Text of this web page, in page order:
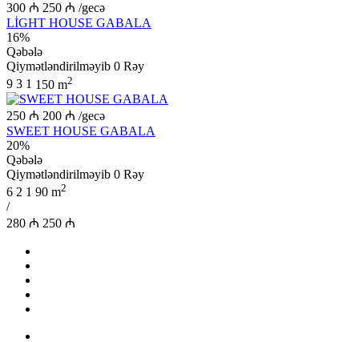
300 ₼ 250 ₼ /gecə
LİGHT HOUSE GABALA
16%
Qəbələ
Qiymətləndirilməyib 0 Rəy
9 3 1 150 m2
250 ₼ 200 ₼ /gecə
SWEET HOUSE GABALA
20%
Qəbələ
Qiymətləndirilməyib 0 Rəy
6 2 1 90 m2
/
280 ₼ 250 ₼